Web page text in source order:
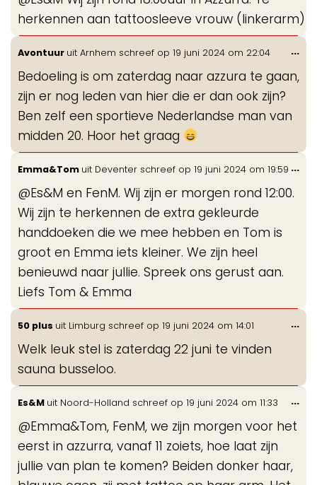
herkennen aan tattoosleeve vrouw (linkerarm)
Avontuur uit Arnhem schreef op 19 juni 2024 om 22:04
Bedoeling is om zaterdag naar azzura te gaan,
zijn er nog leden van hier die er dan ook zijn?
Ben zelf een sportieve Nederlandse man van
midden 20. Hoor het graag
...
Emma&Tom uit Deventer schreef op 19 juni 2024 om 19:59
@Es&M en FenM. Wij zijn er morgen rond 12:00.
Wij zijn te herkennen de extra gekleurde
handdoeken die we mee hebben en Tom is
groot en Emma iets kleiner. We zijn heel
benieuwd naar jullie. Spreek ons gerust aan.
Liefs Tom & Emma
...
50 plus uit Limburg schreef op 19 juni 2024 om 14:01
Welk leuk stel is zaterdag 22 juni te vinden
sauna busseloo.
...
Es&M uit Noord-Holland schreef op 19 juni 2024 om 11:33
@Emma&Tom, FenM, we zijn morgen voor het
eerst in azzurra, vanaf 11 zoiets, hoe laat zijn
jullie van plan te komen? Beiden donker haar,
...